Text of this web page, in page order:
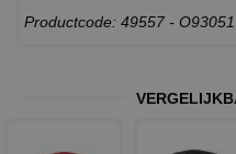
Productcode: 49557 - O93051